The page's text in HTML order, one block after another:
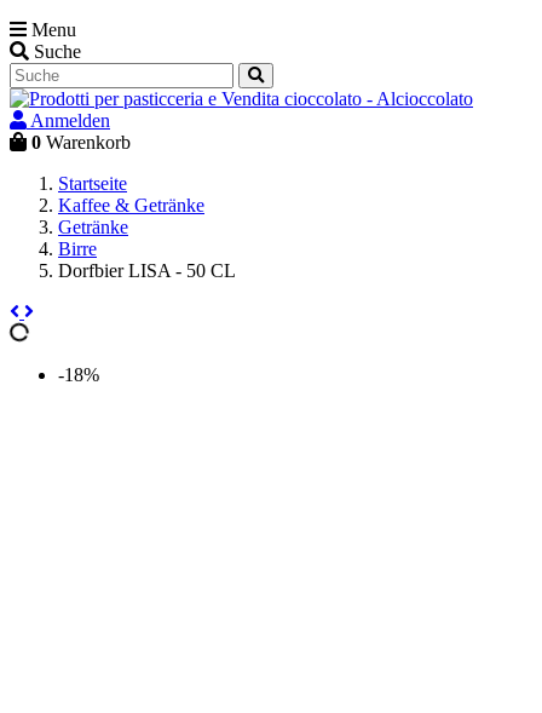
Menu
Suche
Anmelden
0 Warenkorb
Startseite
Kaffee & Getränke
Getränke
Birre
Dorfbier LISA - 50 CL
-18%